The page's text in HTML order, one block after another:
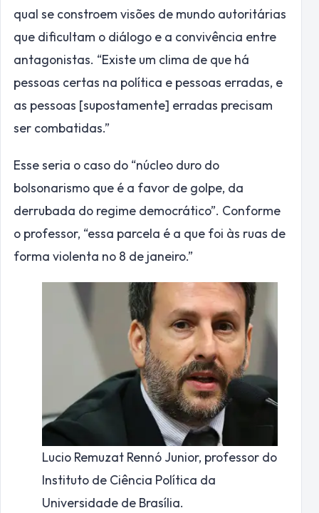
qual se constroem visões de mundo autoritárias
que dificultam o diálogo e a convivência entre
antagonistas. “Existe um clima de que há
pessoas certas na política e pessoas erradas, e
as pessoas [supostamente] erradas precisam
ser combatidas.”
Esse seria o caso do “núcleo duro do
bolsonarismo que é a favor de golpe, da
derrubada do regime democrático”. Conforme
o professor, “essa parcela é a que foi às ruas de
forma violenta no 8 de janeiro.”
Lucio Remuzat Rennó Junior, professor do
Instituto de Ciência Política da
Universidade de Brasília.